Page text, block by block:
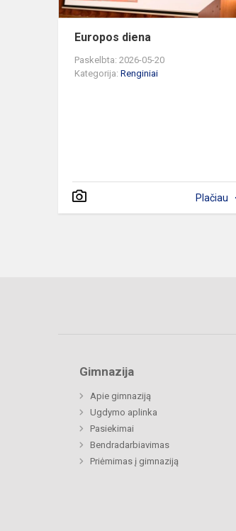
Europos diena
Paskelbta: 2026-05-20
Kategorija: Renginiai
Plačiau
Gimnazija
Apie gimnaziją
Ugdymo aplinka
Pasiekimai
Bendradarbiavimas
Priėmimas į gimnaziją